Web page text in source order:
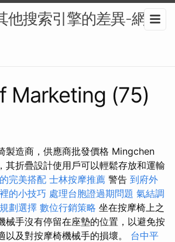
他搜索引擎的差異-網路
Marketing (75)
製造商，供應商批發價格 Mingchen
其折疊設計使用戶可以輕鬆存放和運輸
完美搭配 士林按摩推薦 警告 到府外
的小技巧 處理台胞證過期問題 氣結調
劃選擇 數位行銷策略 坐在按摩椅上之
械手沒有停留在座墊的位置，以避免按
以及對按摩椅機械手的損壞。 台中平